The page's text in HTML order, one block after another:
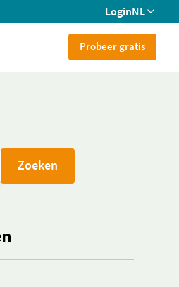
LoginNL
Probeer gratis
Zoeken